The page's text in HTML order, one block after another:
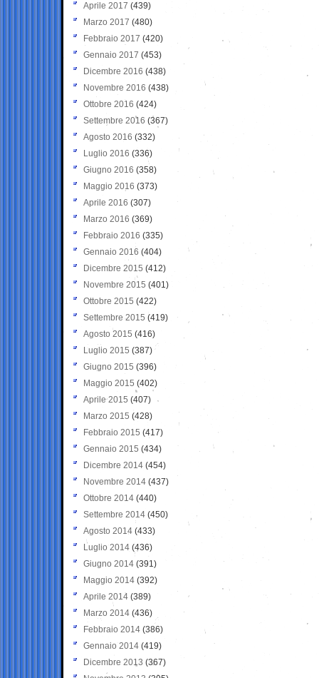
Aprile 2017 (439)
Marzo 2017 (480)
Febbraio 2017 (420)
Gennaio 2017 (453)
Dicembre 2016 (438)
Novembre 2016 (438)
Ottobre 2016 (424)
Settembre 2016 (367)
Agosto 2016 (332)
Luglio 2016 (336)
Giugno 2016 (358)
Maggio 2016 (373)
Aprile 2016 (307)
Marzo 2016 (369)
Febbraio 2016 (335)
Gennaio 2016 (404)
Dicembre 2015 (412)
Novembre 2015 (401)
Ottobre 2015 (422)
Settembre 2015 (419)
Agosto 2015 (416)
Luglio 2015 (387)
Giugno 2015 (396)
Maggio 2015 (402)
Aprile 2015 (407)
Marzo 2015 (428)
Febbraio 2015 (417)
Gennaio 2015 (434)
Dicembre 2014 (454)
Novembre 2014 (437)
Ottobre 2014 (440)
Settembre 2014 (450)
Agosto 2014 (433)
Luglio 2014 (436)
Giugno 2014 (391)
Maggio 2014 (392)
Aprile 2014 (389)
Marzo 2014 (436)
Febbraio 2014 (386)
Gennaio 2014 (419)
Dicembre 2013 (367)